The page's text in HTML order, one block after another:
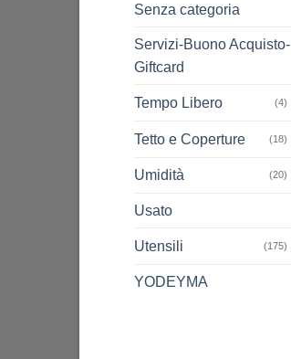
Senza categoria
Servizi-Buono Acquisto-
Giftcard
Tempo Libero (4)
Tetto e Coperture (18)
Umidità (20)
Usato
Utensili (175)
YODEYMA